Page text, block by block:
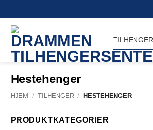
to
content
TILHENGER
Hestehenger
HJEM / TILHENGER / HESTEHENGER
PRODUKTKATEGORIER